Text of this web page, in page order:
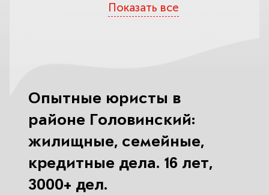
Защитим квартиру и пересчитаем
без ссор.
Развод и раздел имущества в
районе Головинский. Защитим
квартиру, детей и ваши интересы.
Показать все
Опытные юристы в
районе Головинский:
жилищные, семейные,
кредитные дела. 16 лет,
3000+ дел.